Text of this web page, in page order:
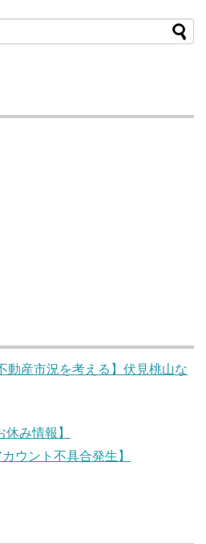
動産市況を考える】伏見桃山な
み情報】
ウント不具合発生】